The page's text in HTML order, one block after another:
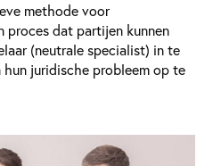
methode voor
dat partijen kunnen
(neutrale specialist) in te
juridische probleem op te